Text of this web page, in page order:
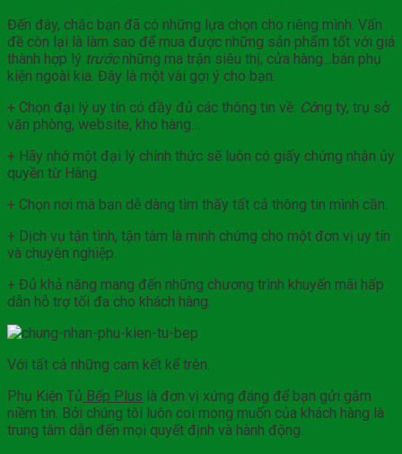
Đến đây, chắc bạn đã có những lựa chọn cho riêng mình. Vấn
đề còn lại là làm sao để mua được những sản phẩm tốt với giá
thành hợp lý trước những ma trận siêu thị, cửa hàng…bán phụ
kiện ngoài kia. Đây là một vài gợi ý cho bạn:
+ Chọn đại lý uy tín có đầy đủ các thông tin về: Công ty, trụ sở
văn phòng, website, kho hàng…
+ Hãy nhớ một đại lý chính thức sẽ luôn có giấy chứng nhận ủy
quyền từ Hãng.
+ Chọn nơi mà bạn dễ dàng tìm thấy tất cả thông tin mình cần.
+ Dịch vụ tận tình, tận tâm là minh chứng cho một đơn vị uy tín
và chuyên nghiệp.
+ Đủ khả năng mang đến những chương trình khuyến mãi hấp
dẫn hỗ trợ tối đa cho khách hàng.
Với tất cả những cam kết kể trên.
Phụ Kiện Tủ Bếp Plus là đơn vị xứng đáng để bạn gửi gắm
niềm tin. Bởi chúng tôi luôn coi mong muốn của khách hàng là
trung tâm dẫn đến mọi quyết định và hành động.